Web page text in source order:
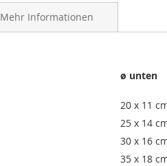
ø unten
20 x 11
25 x 14
30 x 16
35 x 18
Mehr Informationen